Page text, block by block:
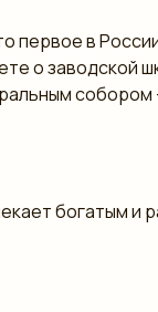
первое в
о заводской
собором
богатым и